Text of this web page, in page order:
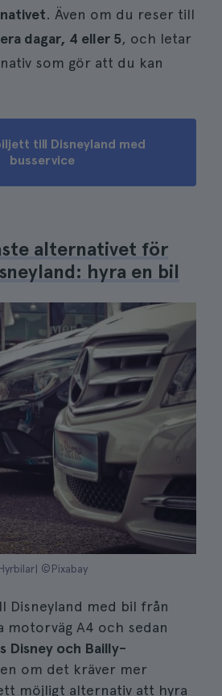
. Även om du reser till
dagar, 4 eller 5, och letar
som gör att du kan
till Disneyland med
busservice
alternativet för
hyra en bil
©Pixabay
Disneyland med bil från
motorväg A4 och sedan
Disney och Bailly-
om det kräver mer
möjligt alternativ att hyra